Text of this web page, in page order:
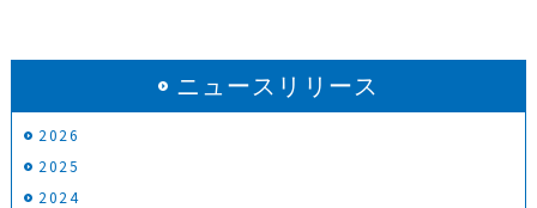
ニュースリリース
2026
2025
2024